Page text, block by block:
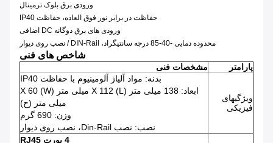
ورودی برق بلوک ترمینال
حفاظت در برابر نور فوق العاده، حفاظت IP40
ورودی های برق دوگانه DC اضافی
محدوده دمایی -40-85 درجه سانتیگراد، DIN-Rail / نصب روی دیوار
شاخص های فنی
پارامتر مشخصات فنی
ویژگیهای
فیزیکی
بدنه: مواد آلیاژ آلومینیوم با حفاظت IP40
ابعاد: 138 میلی متر (L) X 112 میلی متر (W) X 60
میلی متر (ح)
وزن: 690 گرم
نصب: نصب Din-Rail، نصب روی دیوار
4 پورت RJ45